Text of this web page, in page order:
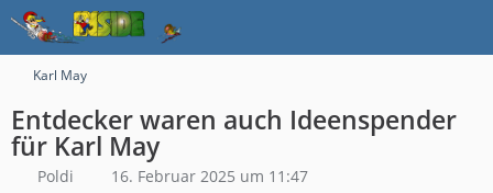
Karl May
Entdecker waren auch Ideenspender
für Karl May
Poldi 16. Februar 2025 um 11:47